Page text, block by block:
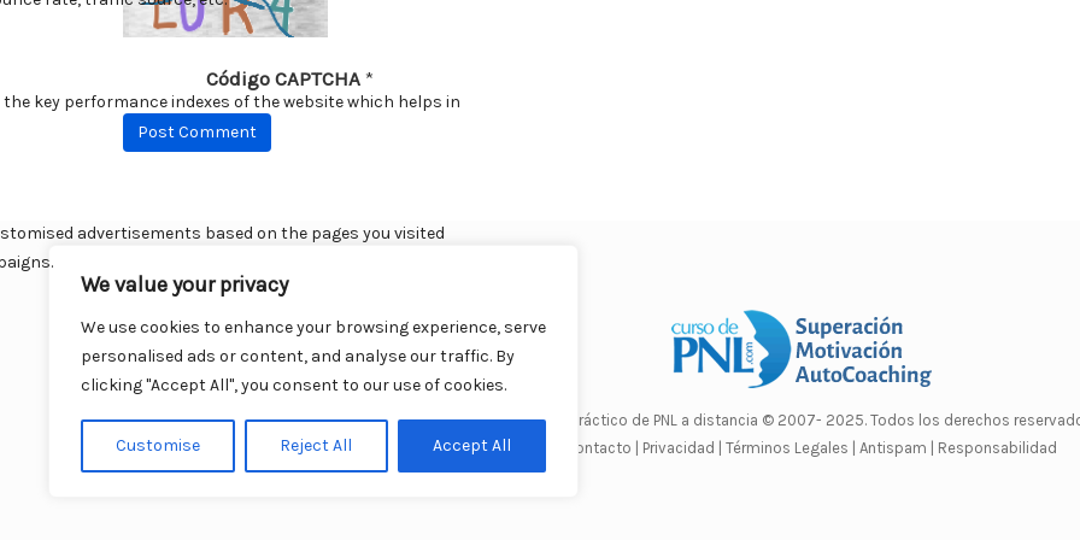
We value your privacy
We use cookies to enhance your browsing experience, serve
personalised ads or content, and analyse our traffic. By
clicking "Accept All", you consent to our use of cookies.
Customise Reject All Accept All
Código CAPTCHA *
Curso Práctico de PNL a distancia © 2007- 2025. Todos los derechos
Contacto | Privacidad | Términos Legales | Antispam | Responsabilidad